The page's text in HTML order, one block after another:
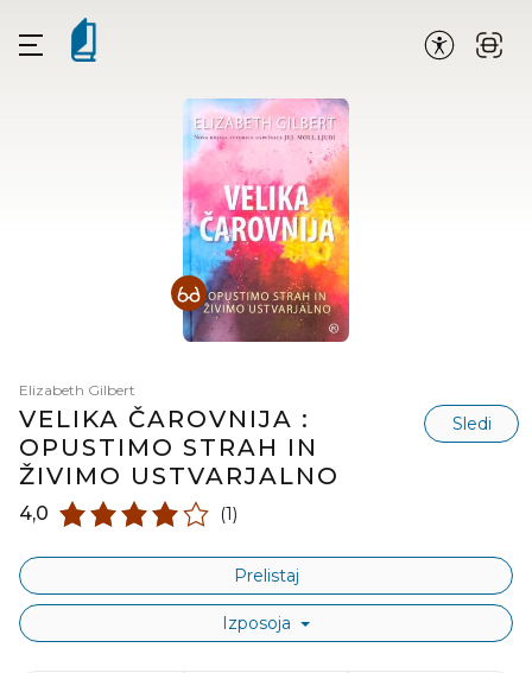
Elizabeth Gilbert
VELIKA ČAROVNIJA :
OPUSTIMO STRAH IN
ŽIVIMO USTVARJALNO
Sledi
4,0 (1)
Prelistaj
Izposoja